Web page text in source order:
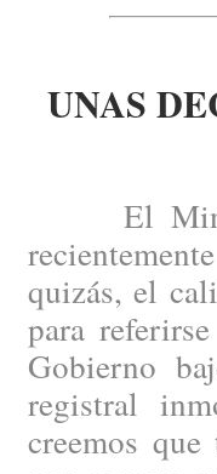
UNAS
El
quizás, el
para
Gobierno
registral
creemos